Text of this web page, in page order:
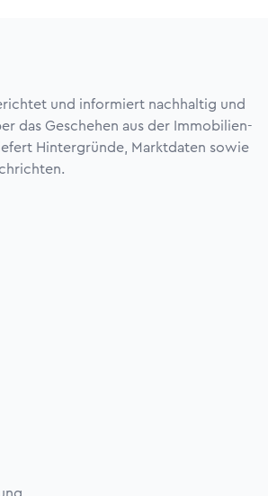
und informiert nachhaltig und
das Geschehen aus der Immobilien-
Hintergründe, Marktdaten sowie